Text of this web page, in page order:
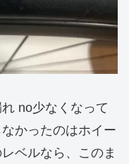
no少なくなって
かったのはホイー
ベルなら、このま